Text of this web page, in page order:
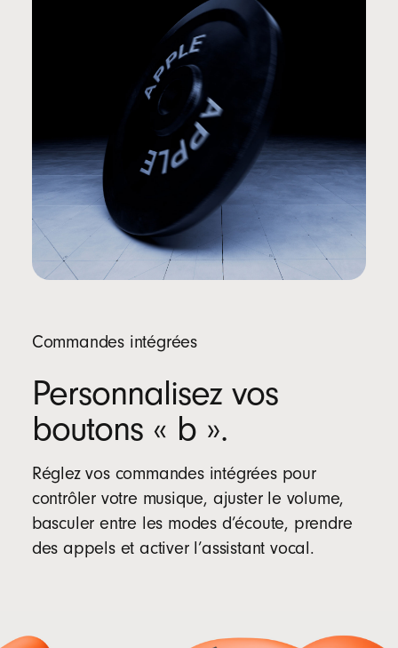
Commandes intégrées
Personnalisez vos
boutons « b ».
Réglez vos commandes intégrées pour
contrôler votre musique, ajuster le volume,
basculer entre les modes d’écoute, prendre
des appels et activer l’assistant vocal.